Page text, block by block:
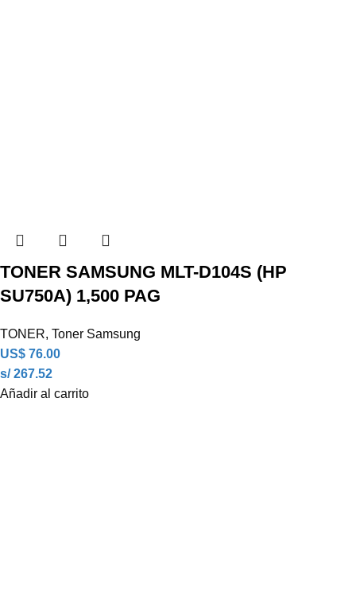
TONER SAMSUNG MLT-D104S (HP
SU750A) 1,500 PAG
TONER, Toner Samsung
US$ 76.00
s/ 267.52
Añadir al carrito